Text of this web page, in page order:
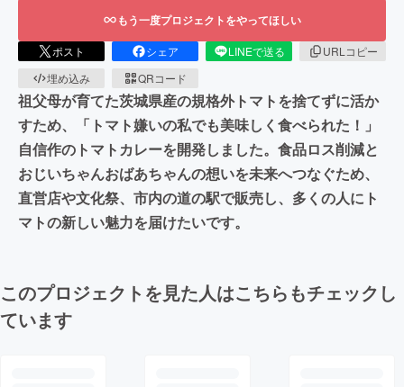
もう一度プロジェクトをやってほしい
ポスト シェア LINEで送る
URLコピー
埋め込み
QRコード
祖父母が育てた茨城県産の規格外トマトを捨てずに活か
すため、「トマト嫌いの私でも美味しく食べられた！」
自信作のトマトカレーを開発しました。食品ロス削減と
おじいちゃんおばあちゃんの想いを未来へつなぐため、
直営店や文化祭、市内の道の駅で販売し、多くの人にト
マトの新しい魅力を届けたいです。
このプロジェクトを見た人はこちらもチェックし
ています